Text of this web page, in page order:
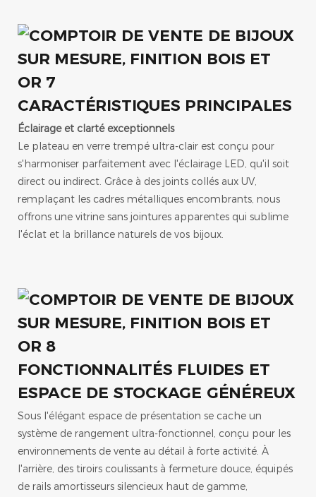
CARACTÉRISTIQUES PRINCIPALES
Éclairage et clarté exceptionnels
Le plateau en verre trempé ultra-clair est conçu pour
s'harmoniser parfaitement avec l'éclairage LED, qu'il soit
direct ou indirect. Grâce à des joints collés aux UV,
remplaçant les cadres métalliques encombrants, nous
offrons une vitrine sans jointures apparentes qui sublime
l'éclat et la brillance naturels de vos bijoux.
FONCTIONNALITÉS FLUIDES ET
ESPACE DE STOCKAGE GÉNÉREUX
Sous l'élégant espace de présentation se cache un
système de rangement ultra-fonctionnel, conçu pour les
environnements de vente au détail à forte activité. À
l'arrière, des tiroirs coulissants à fermeture douce, équipés
de rails amortisseurs silencieux haut de gamme,